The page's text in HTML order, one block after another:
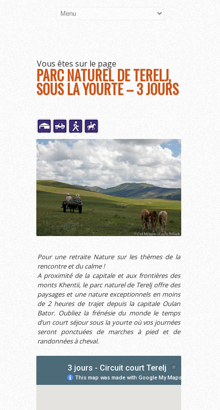
Vous êtes sur le page
PARC NATUREL DE TERELJ,
SOUS LA YOURTE – 3 JOURS
Pour une retraite Nature sur les thèmes de la
rencontre et du calme !
A proximité de la capitale et aux frontières des
monts Khentii, le parc naturel de Terelj offre des
paysages et une nature exceptionnels en moins
de 2 heures de trajet depuis la capitale Oulan
Bator. Oubliez la frénésie du monde le temps
d’un court séjour sous la yourte où vos journées
seront ponctuées de marches à pied et de
randonnées à cheval.